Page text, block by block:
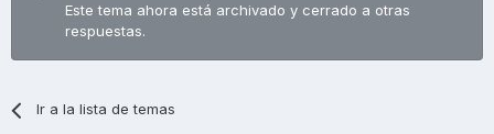
Este tema ahora está archivado y cerrado a otras
respuestas.
Ir a la lista de temas